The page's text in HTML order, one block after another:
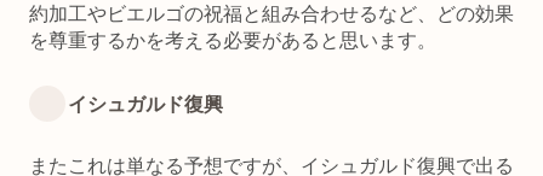
約加工やビエルゴの祝福と組み合わせるなど、どの効果
を尊重するかを考える必要があると思います。
イシュガルド復興
またこれは単なる予想ですが、イシュガルド復興で出る